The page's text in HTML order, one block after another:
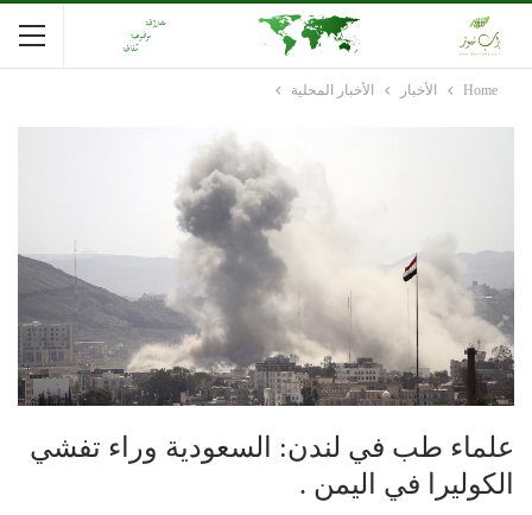
Home الأخبار الأخبار المحلية
علماء طب في لندن: السعودية وراء تفشي
الكوليرا في اليمن .